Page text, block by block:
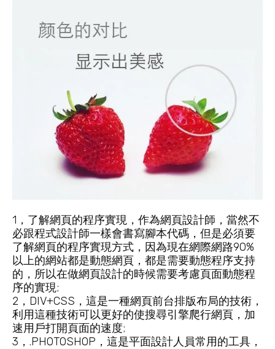
1，了解網頁的程序實現，作為網頁設計師，當然不
必跟程式設計師一樣會書寫腳本代碼，但是必須要
了解網頁的程序實現方式，因為現在網際網路90%
以上的網站都是動態網頁，都是需要動態程序支持
的，所以在做網頁設計的時候需要考慮頁面動態程
序的實現;
2，DIV+CSS，這是一種網頁前台排版布局的技術，
利用這種技術可以更好的使搜尋引擎爬行網頁，加
速用戶打開頁面的速度;
3，.PHOTOSHOP，這是平面設計人員常用的工具，